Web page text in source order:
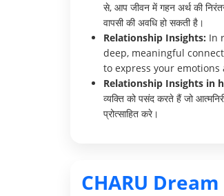
से, आप जीवन में गहन अर्थ की
वापसी की अवधि हो सकती है।
Relationship Insights: In
deep, meaningful
to express your
Relationship Insights in
व्यक्ति को पसंद करते हैं जो
प्रोत्साहित करे।
CHARU